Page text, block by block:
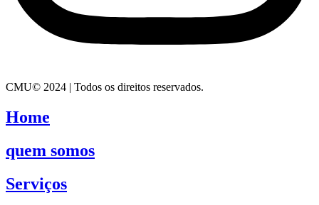
CMU© 2024 | Todos os direitos reservados.
Home
quem somos
Serviços